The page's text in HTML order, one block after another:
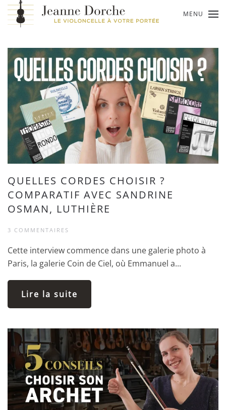
Passer
contenu
principal
MENU
QUELLES CORDES CHOISIR ?
COMPARATIF AVEC SANDRINE
OSMAN, LUTHIÈRE
3 COMMENTAIRES
Cette interview commence dans une galerie photo à
Paris, la galerie Coin de Ciel, où Emmanuel a...
Lire la suite